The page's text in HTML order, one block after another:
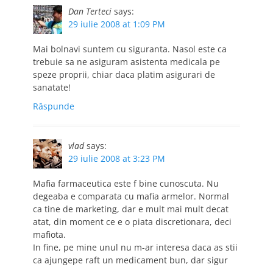
Dan Terteci says:
29 iulie 2008 at 1:09 PM
Mai bolnavi suntem cu siguranta. Nasol este ca
trebuie sa ne asiguram asistenta medicala pe
speze proprii, chiar daca platim asigurari de
sanatate!
Răspunde
vlad says:
29 iulie 2008 at 3:23 PM
Mafia farmaceutica este f bine cunoscuta. Nu
degeaba e comparata cu mafia armelor. Normal
ca tine de marketing, dar e mult mai mult decat
atat, din moment ce e o piata discretionara, deci
mafiota.
In fine, pe mine unul nu m-ar interesa daca as stii
ca ajungepe raft un medicament bun, dar sigur